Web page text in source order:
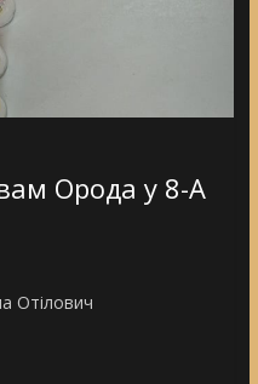
Орода у 8-А
Отілович